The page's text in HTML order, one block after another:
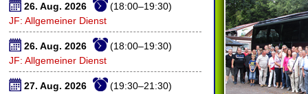
26. Aug. 2026
(18:00–19:30)
JF: Allgemeiner Dienst
26. Aug. 2026
(18:00–19:30)
JF: Allgemeiner Dienst
27. Aug. 2026
(19:30–21:30)